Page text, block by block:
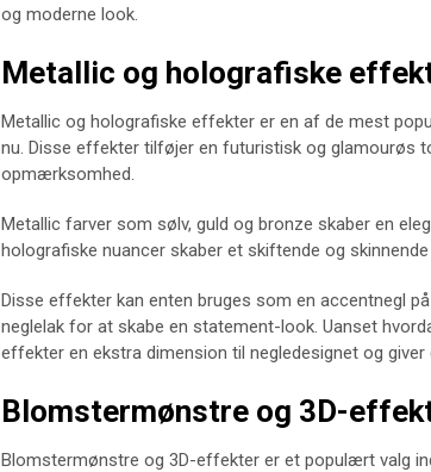
og moderne look.
Metallic og holografiske
Metallic og holografiske effekter er en af de mest
nu. Disse effekter tilføjer en futuristisk og glamourøs
opmærksomhed.
Metallic farver som sølv, guld og bronze skaber en
holografiske nuancer skaber et skiftende og
Disse effekter kan enten bruges som en accentnegl
neglelak for at skabe en statement-look. Uanset
effekter en ekstra dimension til negledesignet og giver
Blomstermønstre og 3D-
Blomstermønstre og 3D-effekter er et populært valg